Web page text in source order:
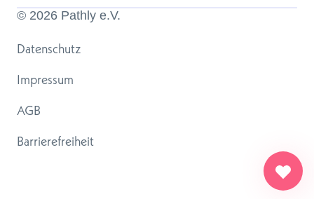
© 2026 Pathly e.V.
Datenschutz
Impressum
AGB
Barrierefreiheit